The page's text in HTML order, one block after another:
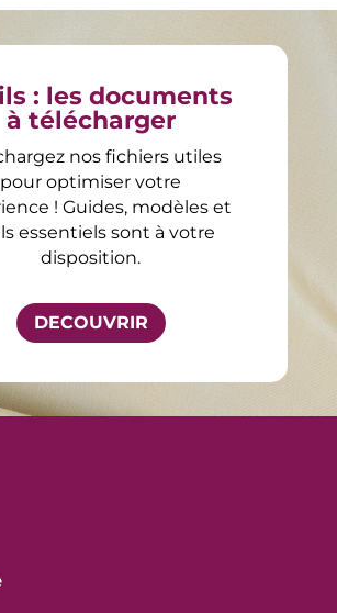
: les documents
à télécharger
nos fichiers utiles
pour optimiser votre
! Guides, modèles et
essentiels sont à votre
disposition.
DECOUVRIR